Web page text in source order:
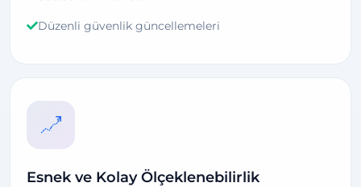
Düzenli güvenlik güncellemeleri
Esnek ve Kolay Ölçeklenebilirlik